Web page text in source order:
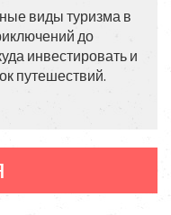
виды туризма в
до
инвестировать и
путешествий.